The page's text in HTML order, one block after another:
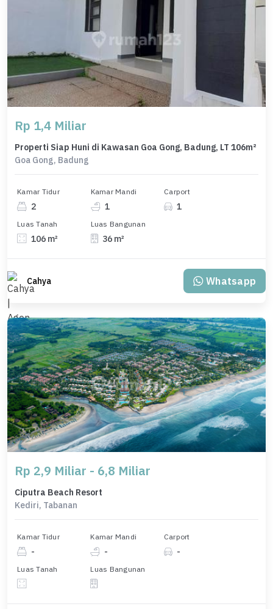
Rp 1,4 Miliar
Properti Siap Huni di Kawasan Goa Gong, Badung, LT 106m²
Goa Gong, Badung
Kamar Tidur
2
Kamar Mandi
1
Carport
1
Luas Tanah
106 m²
Luas Bangunan
36 m²
Cahya Whatsapp
Rp 2,9 Miliar - 6,8 Miliar
Ciputra Beach Resort
Kediri, Tabanan
Kamar Tidur
-
Kamar Mandi
-
Carport
-
Luas Tanah Luas Bangunan